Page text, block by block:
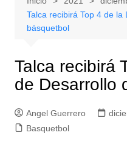
Talca recibirá Top 4 de
básquetbol
Talca recibirá
de Desarrollo
Angel Guerrero
Basquetbol